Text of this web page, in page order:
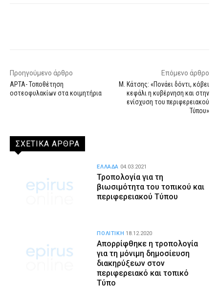
Προηγούμενο άρθρο
ΑΡΤΑ- Τοποθέτηση
οστεοφυλακίων στα κοιμητήρια
Επόμενο άρθρο
Μ. Κάτσης: «Πονάει δόντι, κόβει
κεφάλι η κυβέρνηση και στην
ενίσχυση του περιφερειακού
Τύπου»
ΣΧΕΤΙΚΑ ΑΡΘΡΑ
Τροπολογία για τη
βιωσιμότητα του τοπικού και
περιφερειακού Τύπου
ΕΛΛΑΔΑ 04.03.2021
Απορρίφθηκε η τροπολογία
για τη μόνιμη δημοσίευση
διακηρύξεων στον
περιφερειακό και τοπικό
Τύπο
ΠΟΛΙΤΙΚΗ 18.12.2020